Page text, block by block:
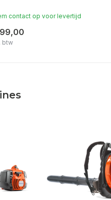
contact op voor levertijd
btw